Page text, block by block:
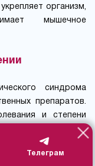
организм,
мышечное
синдрома
препаратов.
и степени
недопустимо —
могут привести к
и усугубить
Телеграм